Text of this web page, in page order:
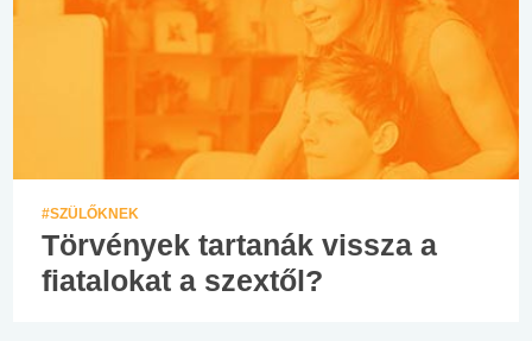
#SZÜLŐKNEK
Törvények tartanák vissza a
fiatalokat a szextől?